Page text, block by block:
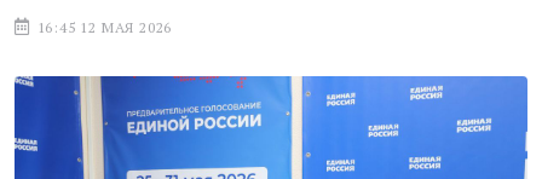
16:45 12 МАЯ 2026